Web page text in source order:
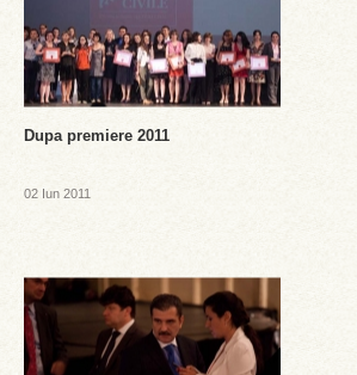
Dupa premiere 2011
02 Iun 2011